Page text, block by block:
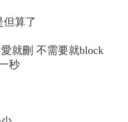
但算了
就刪 不需要就block
秒